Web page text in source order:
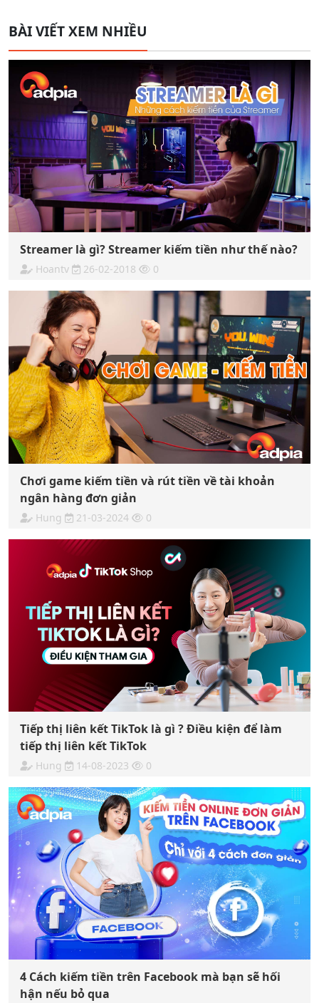
BÀI VIẾT XEM NHIỀU
Streamer là gì? Streamer kiếm tiền như thế nào?
Hoantv 26-02-2018 0
Chơi game kiếm tiền và rút tiền về tài khoản
ngân hàng đơn giản
Hung 21-03-2024 0
Tiếp thị liên kết TikTok là gì ? Điều kiện để làm
tiếp thị liên kết TikTok
Hung 14-08-2023 0
4 Cách kiếm tiền trên Facebook mà bạn sẽ hối
hận nếu bỏ qua